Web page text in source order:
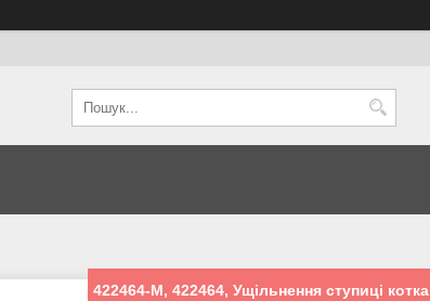
422464-M, 422464, Ущільнення ступиці котка